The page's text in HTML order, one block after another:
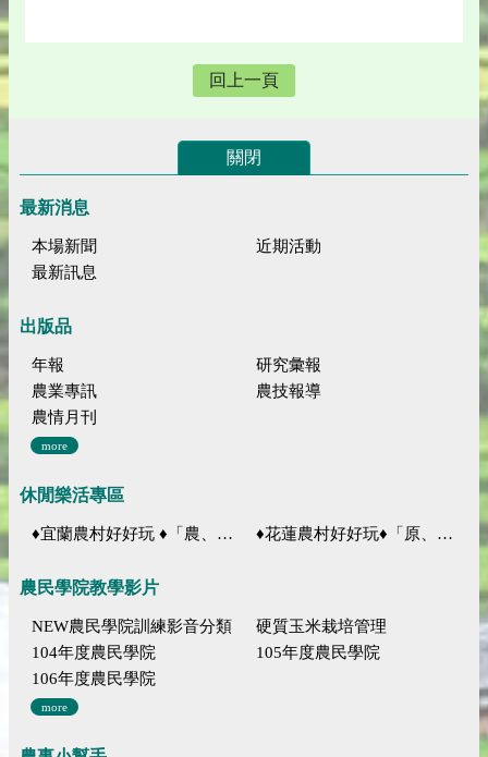
回上一頁
關閉
最新消息
本場新聞
近期活動
最新訊息
出版品
年報
研究彙報
農業專訊
農技報導
農情月刊
more
休閒樂活專區
♦宜蘭農村好好玩 ♦「農、藝、山、水」四條遊程推薦 ♦花蓮農村好好玩♦「原、生、慢、活」四條遊程推薦
農民學院教學影片
NEW農民學院訓練影音分類
硬質玉米栽培管理
104年度農民學院
105年度農民學院
106年度農民學院
more